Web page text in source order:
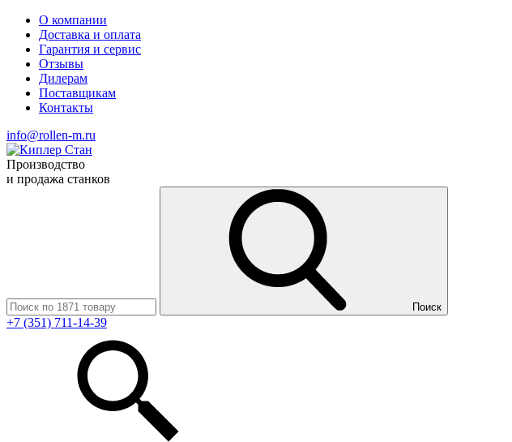
О компании
Доставка и оплата
Гарантия и сервис
Отзывы
Дилерам
Поставщикам
Контакты
info@rollen-m.ru
Производство
и продажа станков
Поиск
+7 (351) 711-14-39